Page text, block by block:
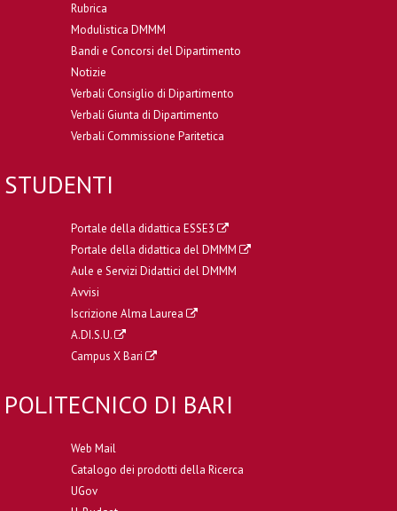
Rubrica
Modulistica DMMM
Bandi e Concorsi del Dipartimento
Notizie
Verbali Consiglio di Dipartimento
Verbali Giunta di Dipartimento
Verbali Commissione Paritetica
STUDENTI
Portale della didattica ESSE3
Portale della didattica del DMMM
Aule e Servizi Didattici del DMMM
Avvisi
Iscrizione Alma Laurea
A.DI.S.U.
Campus X Bari
POLITECNICO DI BARI
Web Mail
Catalogo dei prodotti della Ricerca
UGov